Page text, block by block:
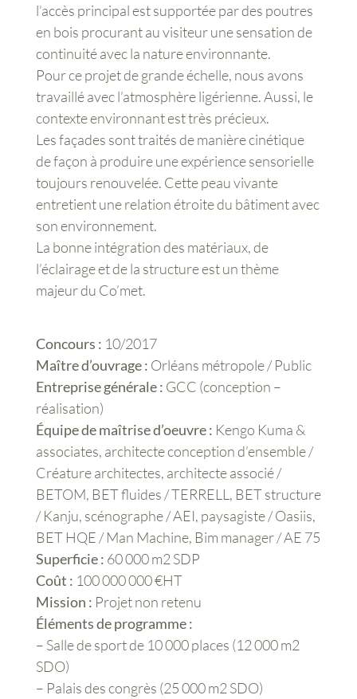
l’accès principal est supportée par des poutres
en bois procurant au visiteur une sensation de
continuité avec la nature environnante.
Pour ce projet de grande échelle, nous avons
travaillé avec l’atmosphère ligérienne. Aussi, le
contexte environnant est très précieux.
Les façades sont traités de manière cinétique
de façon à produire une expérience sensorielle
toujours renouvelée. Cette peau vivante
entretient une relation étroite du bâtiment avec
son environnement.
La bonne intégration des matériaux, de
l’éclairage et de la structure est un thème
majeur du Co’met.
Concours : 10/2017
Maître d’ouvrage : Orléans métropole / Public
Entreprise générale : GCC (conception –
réalisation)
Équipe de maîtrise d’oeuvre : Kengo Kuma &
associates, architecte conception d’ensemble /
Créature architectes, architecte associé /
BETOM, BET fluides / TERRELL, BET structure
/ Kanju, scénographe / AEI, paysagiste / Oasiis,
BET HQE / Man Machine, Bim manager / AE 75
Superficie : 60 000 m2 SDP
Coût : 100 000 000 €HT
Mission : Projet non retenu
Éléments de programme :
– Salle de sport de 10 000 places (12 000 m2
SDO)
– Palais des congrès (25 000 m2 SDO)